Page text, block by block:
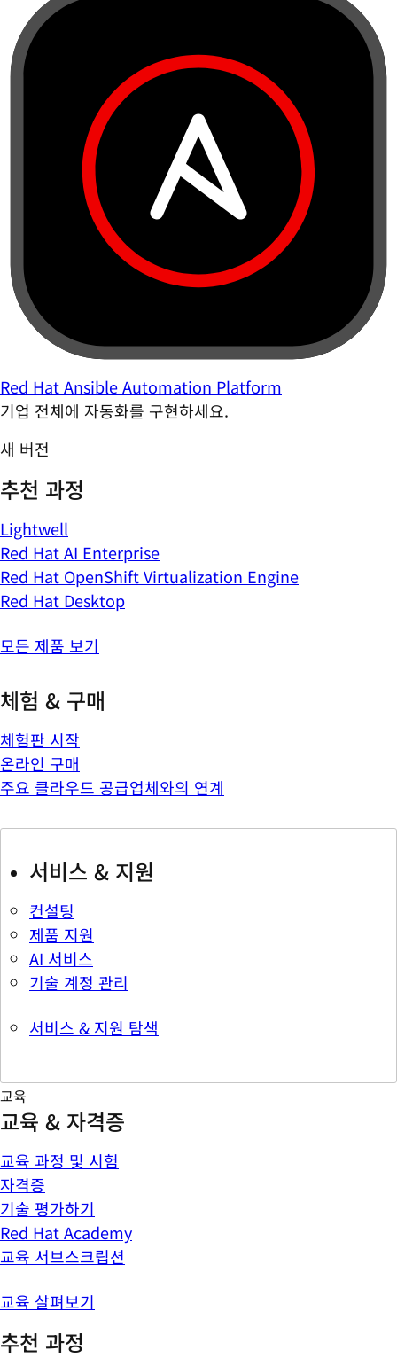
Red Hat Ansible Automation Platform
기업 전체에 자동화를 구현하세요.
새 버전
추천 과정
Lightwell
Red Hat AI Enterprise
Red Hat OpenShift Virtualization Engine
Red Hat Desktop
모든 제품 보기
체험 & 구매
체험판 시작
온라인 구매
주요 클라우드 공급업체와의 연계
서비스 & 지원
컨설팅
제품 지원
AI 서비스
기술 계정 관리
서비스 & 지원 탐색
교육
교육 & 자격증
교육 과정 및 시험
자격증
기술 평가하기
Red Hat Academy
교육 서브스크립션
교육 살펴보기
추천 과정